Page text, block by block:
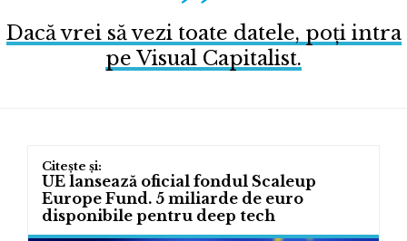
Dacă vrei să vezi toate datele, poți intra
pe Visual Capitalist.
UE lansează oficial fondul Scaleup
Europe Fund. 5 miliarde de euro
disponibile pentru deep tech